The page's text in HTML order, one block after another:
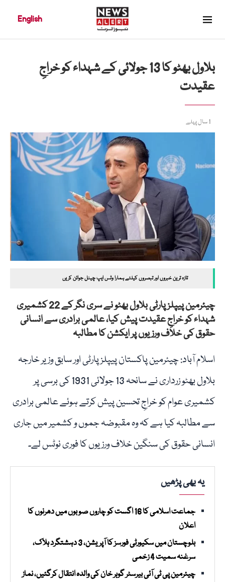
English
بلاول بھٹو کا 13 جولائی کے شہداء کو خراجِ
عقیدت
1 سال پہلے
تازہ ترین خبروں اور تبصروں کیلئے ہمارا وٹس ایپ چینل جوائن کریں
چیئرمین پیپلز پارٹی بلاول بھٹو نے سری نگر کے 22 کشمیری
شہداء کو خراجِ عقیدت پیش کیا، عالمی برادری سے انسانی
حقوق کی خلاف ورزیوں پر ایکشن کا مطالبہ
اسلام آباد: چیئرمین پاکستان پیپلز پارٹی اور سابق وزیر خارجہ
بلاول بھٹو زرداری نے سانحہ 13 جولائی 1931 کی برسی پر
کشمیری عوام کو خراجِ تحسین پیش کرتے ہوئے عالمی برادری
سے مطالبہ کیا ہے کہ وہ مقبوضہ جموں و کشمیر میں جاری
انسانی حقوق کی سنگین خلاف ورزیوں کا فوری نوٹس لے۔
یہ بھی پڑھیں
جماعت اسلامی کا 16 اگست کو چاروں صوبوں میں دھرنوں کا
اعلان
بلوچستان میں سکیورٹی فورسز کا آپریشن، 3 دہشتگرد ہلاک،
سرغنہ سمیت 4 زخمی
چیئرمین پی ٹی آئی بیرسٹر گوہر خان کی والدہ انتقال کرگئیں، نماز